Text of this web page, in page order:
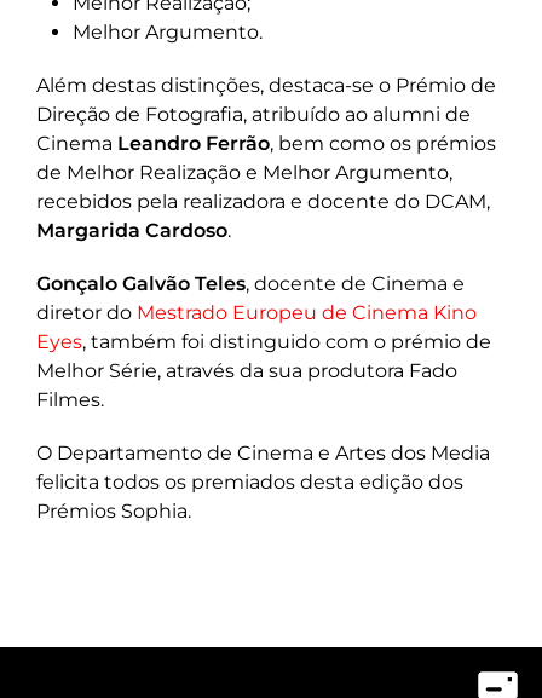
Melhor Argumento.
Além destas distinções, destaca-se o Prémio de
Direção de Fotografia, atribuído ao alumni de
Cinema Leandro Ferrão, bem como os prémios
de Melhor Realização e Melhor Argumento,
recebidos pela realizadora e docente do DCAM,
Margarida Cardoso.
Gonçalo Galvão Teles, docente de Cinema e
diretor do Mestrado Europeu de Cinema Kino
Eyes, também foi distinguido com o prémio de
Melhor Série, através da sua produtora Fado
Filmes.
O Departamento de Cinema e Artes dos Media
felicita todos os premiados desta edição dos
Prémios Sophia.